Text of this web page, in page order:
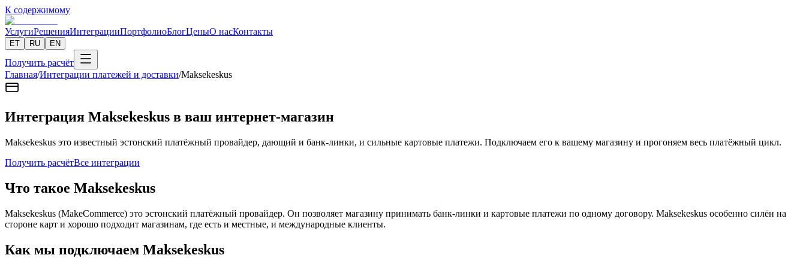
К содержимому
УслугиРешенияИнтеграцииПортфолиоБлогЦеныО насКонтакты
ET RU EN
Получить расчёт
Главная/Интеграции платежей и доставки/Maksekeskus
Интеграция Maksekeskus в ваш интернет-магазин
Maksekeskus это известный эстонский платёжный провайдер, дающий и банк-линки, и сильные картовые платежи. Подключаем его к вашему магазину и прогоняем весь платёжный цикл.
Получить расчётВсе интеграции
Что такое Maksekeskus
Maksekeskus (MakeCommerce) это эстонский платёжный провайдер. Он позволяет магазину принимать банк-линки и картовые платежи по одному договору. Maksekeskus особенно силён на
стороне карт и хорошо подходит магазинам, где есть и местные, и международные клиенты.
Как мы подключаем Maksekeskus